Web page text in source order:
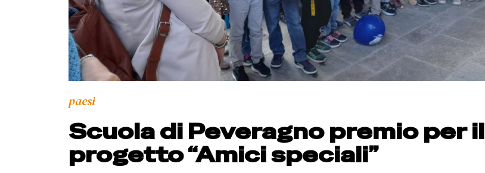
paesi
Scuola di Peveragno premio per il
progetto “Amici speciali”